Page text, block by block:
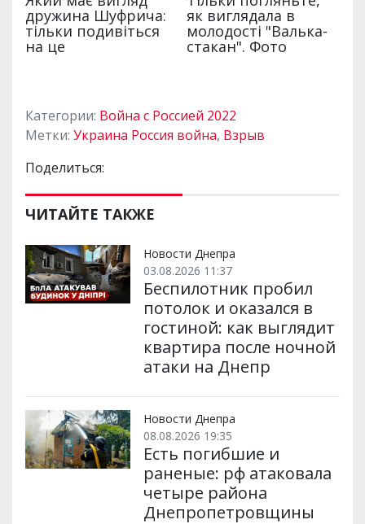
Категории: Война с Россией 2022
Метки: Украина Россия война, Взрыв
Поделиться:
ЧИТАЙТЕ ТАКЖЕ
Новости Днепра
03.08.2026 11:37
Беспилотник пробил
потолок и оказался в
гостиной: как выглядит
квартира после ночной
атаки на Днепр
Новости Днепра
08.08.2026 19:35
Есть погибшие и
раненые: рф атаковала
четыре района
Днепропетровщины